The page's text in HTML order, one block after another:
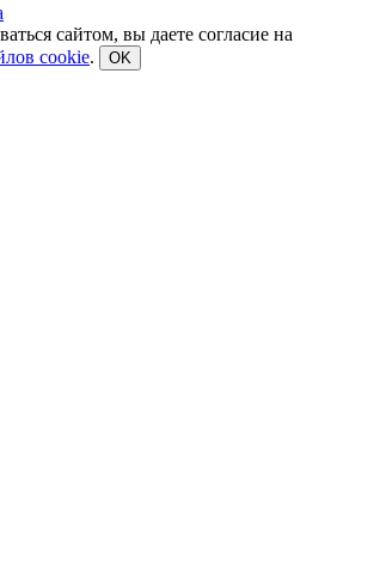
сайтом, вы даете согласие на
cookie. OK